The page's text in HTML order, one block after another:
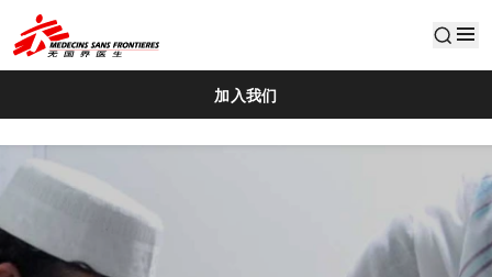
default
加入我们
Activity2019 Intl